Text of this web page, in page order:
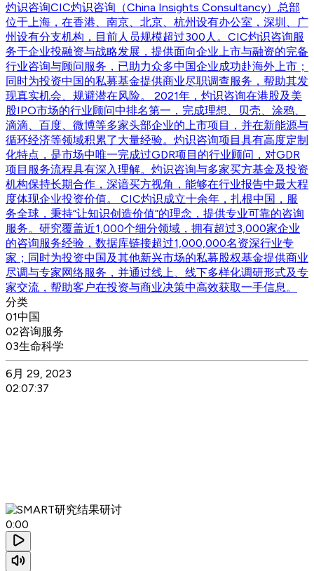
灼识咨询CIC灼识咨询（China Insights Consultancy）总部
位于上海，在香港、南京、北京、杭州设有办公室，深圳、广
州设有分支机构，目前人员规模超过300人。CIC灼识咨询服
务于企业投融资与战略发展，提供面向企业上市与融资的完备
行业咨询与顾问服务，已助力众多中国企业成功赴海外上市；
同时为投资中国的私募基金提供商业尽职调查服务，帮助其发
现真实机会、规避潜在风险。 2021年，灼识咨询在港股及美
股IPO市场的行业顾问中排名第一，完成理想、贝壳、涂鸦、
滴滴、百度、微博等多家头部企业的上市项目，并在新能源与
循环经济等领域积累了大量经验。灼识咨询项目具有高度定制
化特点，是市场中唯一完成过GDR项目的行业顾问，对GDR
项目服务流程具有深入理解。灼识咨询与多家买方基金及投资
机构保持长期合作，深谙买方视角，能够在行业报告中最大程
度体现企业投资价值。 CIC灼识成立十余年，扎根中国，服
务全球，秉持“让知识创造价值”的理念，提供专业可靠的咨询
服务。研究覆盖近1,000个细分领域，拥有超过3,000家企业
的咨询服务经验，数据库链接超过1,000,000名资深行业专
家；同时为投资中国及其他新兴市场的私募股权基金提供商业
尽调与专家网络服务，并通过线上、线下多样化调研形式及专
家交流，帮助客户在投资与商业决策中高效获取一手信息。
分类
01中国
02咨询服务
03生命科学
6月 29, 2023
02:07:37
0:00